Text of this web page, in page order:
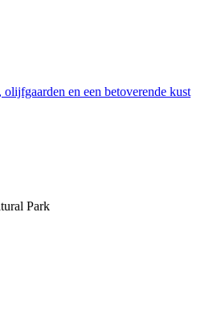
en een betoverende kust
Park